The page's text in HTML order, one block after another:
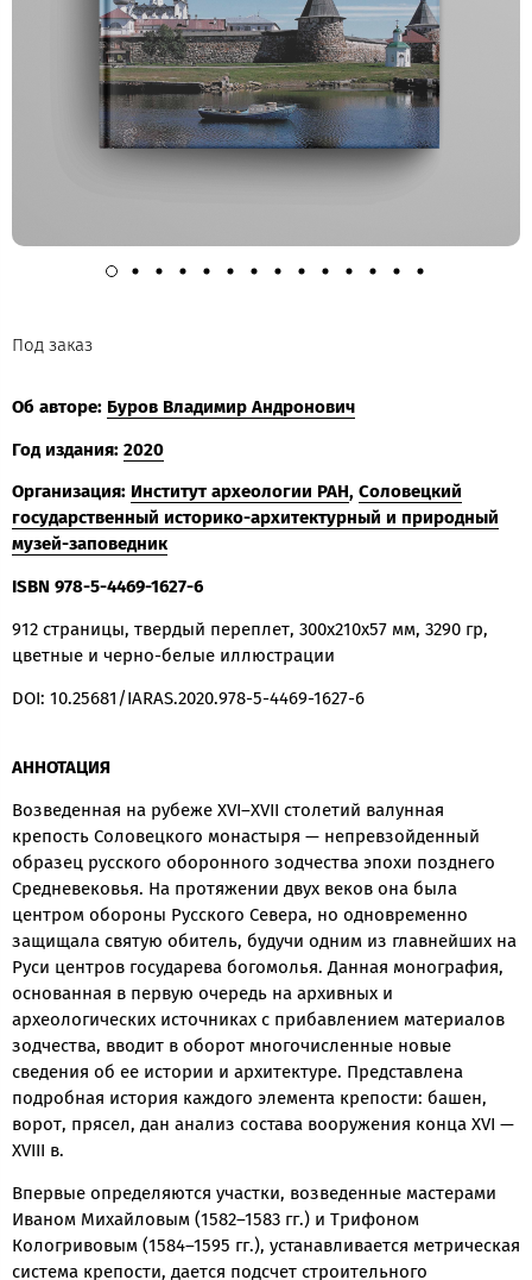
Под заказ
Об авторе: Буров Владимир Андронович
Год издания: 2020
Организация: Институт археологии РАН, Соловецкий
государственный историко-архитектурный и природный
музей-заповедник
ISBN 978-5-4469-1627-6
912 страницы, твердый переплет, 300x210x57 мм, 3290 гр,
цветные и черно-белые иллюстрации
DOI: 10.25681/IARAS.2020.978-5-4469-1627-6
АННОТАЦИЯ
Возведенная на рубеже ХVI–ХVII столетий валунная
крепость Соловецкого монастыря — непревзойденный
образец русского оборонного зодчества эпохи позднего
Средневековья. На протяжении двух веков она была
центром обороны Русского Севера, но одновременно
защищала святую обитель, будучи одним из главнейших на
Руси центров государева богомолья. Данная монография,
основанная в первую очередь на архивных и
археологических источниках с прибавлением материалов
зодчества, вводит в оборот многочисленные новые
сведения об ее истории и архитектуре. Представлена
подробная история каждого элемента крепости: башен,
ворот, прясел, дан анализ состава вооружения конца ХVI —
ХVIII в.
Впервые определяются участки, возведенные мастерами
Иваном Михайловым (1582–1583 гг.) и Трифоном
Кологривовым (1584–1595 гг.), устанавливается метрическая
система крепости, дается подсчет строительного